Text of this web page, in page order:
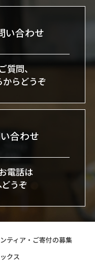
い合わせ
質問、
らどうぞ
合わせ
電話は
うぞ
ティア・ご寄付の募集
クス